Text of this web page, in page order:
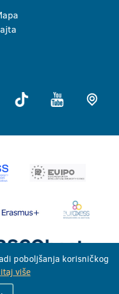
© 2026
poboljšanja korisničkog
više